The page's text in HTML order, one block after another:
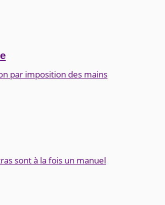
par imposition des mains
sont à la fois un manuel